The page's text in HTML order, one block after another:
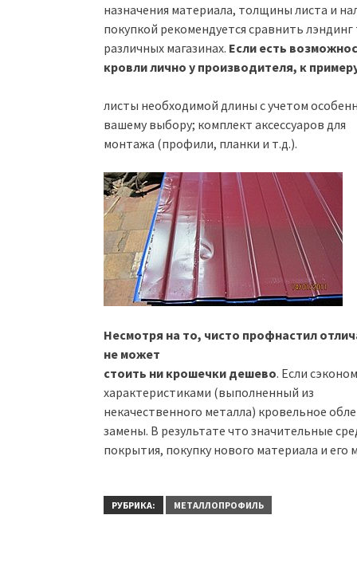
назначения материала, толщины листа и
покупкой рекомендуется сравнить
различных магазинах. Если есть
кровли лично у производителя, к
листы необходимой длины с учетом
вашему выбору; комплект аксессуаров для
монтажа (профили, планки и т.д.).
Несмотря на то, чисто профнастил
не может
стоить ни крошечки дешево. Если
характеристиками (выполненный из
некачественного металла) кровельное
замены. В результате что значительные
покрытия, покупку нового материала и его
РУБРИКА: МЕТАЛЛОПРОФИЛЬ